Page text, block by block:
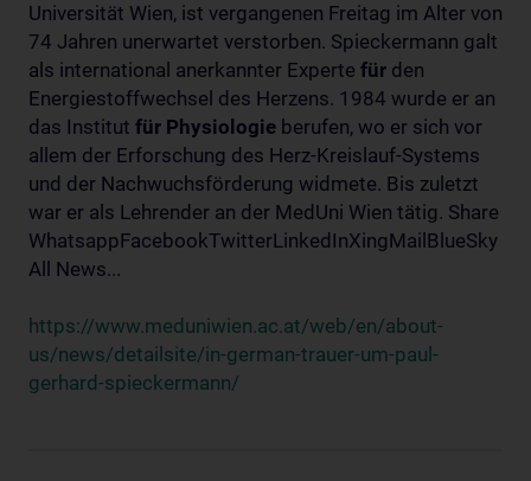
Universität Wien, ist vergangenen Freitag im Alter von
74 Jahren unerwartet verstorben. Spieckermann galt
als international anerkannter Experte für den
Energiestoffwechsel des Herzens. 1984 wurde er an
das Institut für Physiologie berufen, wo er sich vor
allem der Erforschung des Herz-Kreislauf-Systems
und der Nachwuchsförderung widmete. Bis zuletzt
war er als Lehrender an der MedUni Wien tätig. Share
WhatsappFacebookTwitterLinkedInXingMailBlueSky
All News...
https://www.meduniwien.ac.at/web/en/about-
us/news/detailsite/in-german-trauer-um-paul-
gerhard-spieckermann/